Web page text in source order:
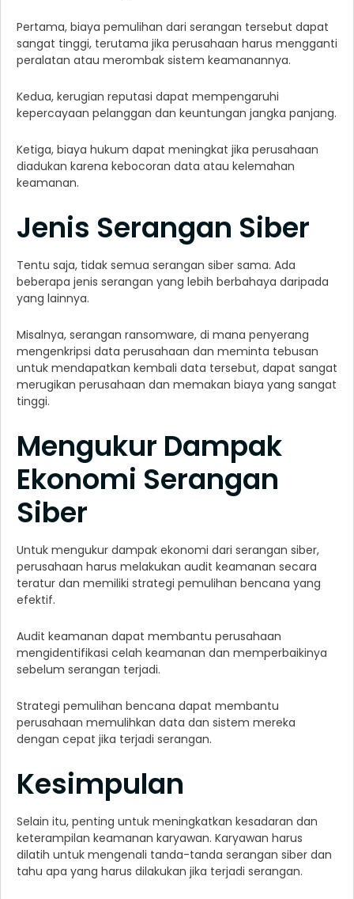
Pertama, biaya pemulihan dari serangan tersebut dapat
sangat tinggi, terutama jika perusahaan harus mengganti
peralatan atau merombak sistem keamanannya.
Kedua, kerugian reputasi dapat mempengaruhi
kepercayaan pelanggan dan keuntungan jangka panjang.
Ketiga, biaya hukum dapat meningkat jika perusahaan
diadukan karena kebocoran data atau kelemahan
keamanan.
Jenis Serangan Siber
Tentu saja, tidak semua serangan siber sama. Ada
beberapa jenis serangan yang lebih berbahaya daripada
yang lainnya.
Misalnya, serangan ransomware, di mana penyerang
mengenkripsi data perusahaan dan meminta tebusan
untuk mendapatkan kembali data tersebut, dapat sangat
merugikan perusahaan dan memakan biaya yang sangat
tinggi.
Mengukur Dampak
Ekonomi Serangan
Siber
Untuk mengukur dampak ekonomi dari serangan siber,
perusahaan harus melakukan audit keamanan secara
teratur dan memiliki strategi pemulihan bencana yang
efektif.
Audit keamanan dapat membantu perusahaan
mengidentifikasi celah keamanan dan memperbaikinya
sebelum serangan terjadi.
Strategi pemulihan bencana dapat membantu
perusahaan memulihkan data dan sistem mereka
dengan cepat jika terjadi serangan.
Kesimpulan
Selain itu, penting untuk meningkatkan kesadaran dan
keterampilan keamanan karyawan. Karyawan harus
dilatih untuk mengenali tanda-tanda serangan siber dan
tahu apa yang harus dilakukan jika terjadi serangan.